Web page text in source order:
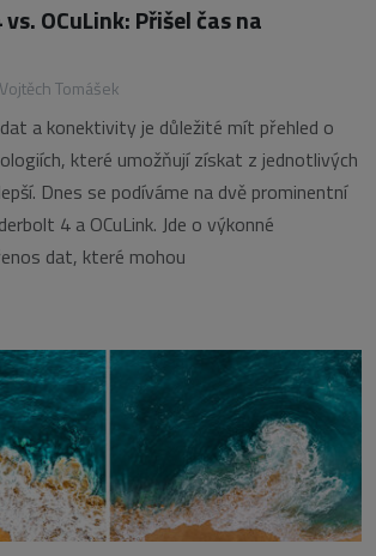
OCuLink: Přišel čas na
Vojtěch Tomášek
a konektivity je důležité mít přehled o
které umožňují získat z jednotlivých
Dnes se podíváme na dvě prominentní
4 a OCuLink. Jde o výkonné
dat, které mohou